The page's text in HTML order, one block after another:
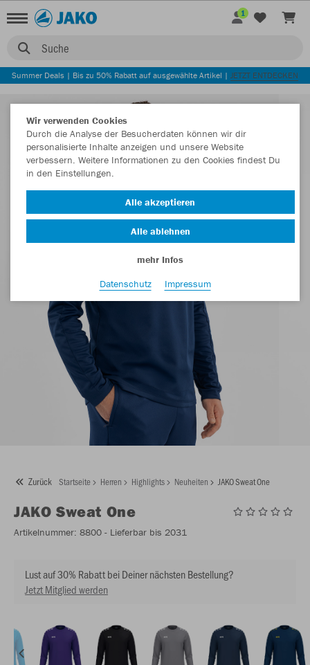
Suche
1
Summer Deals | Bis zu 50% Rabatt auf ausgewählte Artikel | JETZT ENTDECKEN
Zurück Startseite Herren Highlights Neuheiten JAKO Sweat One
JAKO Sweat One
Artikelnummer: 8800 - Lieferbar bis 2031
Lust auf 30% Rabatt bei Deiner nächsten Bestellung?
Jetzt Mitglied werden
Wir verwenden Cookies
Durch die Analyse der Besucherdaten können wir dir
personalisierte Inhalte anzeigen und unsere Website
verbessern. Weitere Informationen zu den Cookies findest Du
in den Einstellungen.
Alle akzeptieren
Alle ablehnen
mehr Infos
Datenschutz
Impressum